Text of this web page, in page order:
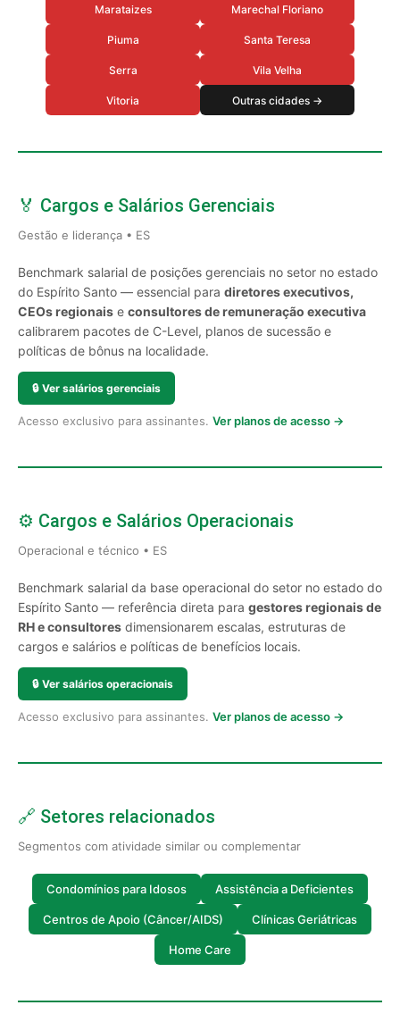
Marataizes Marechal Floriano
Piuma Santa Teresa
Serra Vila Velha
Vitoria Outras cidades →
🏅 Cargos e Salários Gerenciais
Gestão e liderança • ES
Benchmark salarial de posições gerenciais no setor no estado
do Espírito Santo — essencial para diretores executivos,
CEOs regionais e consultores de remuneração executiva
calibrarem pacotes de C-Level, planos de sucessão e
políticas de bônus na localidade.
🔒 Ver salários gerenciais
Acesso exclusivo para assinantes. Ver planos de acesso →
⚙️ Cargos e Salários Operacionais
Operacional e técnico • ES
Benchmark salarial da base operacional do setor no estado do
Espírito Santo — referência direta para gestores regionais de
RH e consultores dimensionarem escalas, estruturas de
cargos e salários e políticas de benefícios locais.
🔒 Ver salários operacionais
Acesso exclusivo para assinantes. Ver planos de acesso →
🔗 Setores relacionados
Segmentos com atividade similar ou complementar
Condomínios para Idosos Assistência a Deficientes
Centros de Apoio (Câncer/AIDS) Clínicas Geriátricas
Home Care